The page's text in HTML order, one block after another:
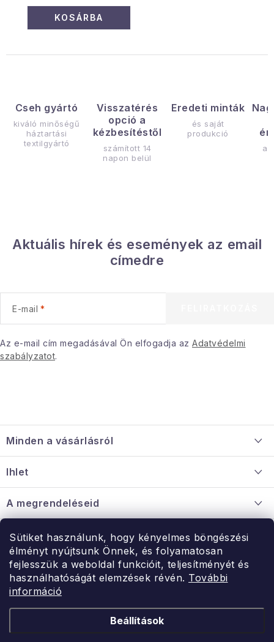
Sütiket használunk, hogy kényelmes böngészési
élményt nyújtsunk Önnek, és folyamatosan
fejlesszük a weboldal funkcióit, teljesítményét és
használhatóságát elemzések révén. További
információ
Beállítások
Cseh gyártó
kiváló minőségű
háztartási
textilgyártó
Visszatérés
opció a
kézbesítéstől
számított 14
napon belül
Eredeti minták
és saját
produkció
KOSÁRBA
Aktuális hírek és események az email
címedre
E-mail
Az e-mail cím megadásával Ön elfogadja az Adatvédelmi
szabályzatot.
á
b
é
c
Minden a vásárlásról
Információ a mellékletről
Nagykereskedelmi együttműködés
Ihlet
A megrendeléseid
Érintkezés
Rendelésem
Érintkezés
Hé-Pé: 9:00-15:00
uzlet@modernvasarlas.hu
Kereskedelem feltételei